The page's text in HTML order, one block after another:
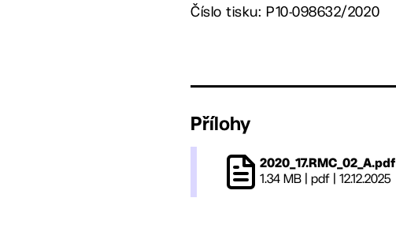
Číslo tisku: P10-098632/2020
Přílohy
2020_17.RMC_02_A.pdf
1.34 MB | pdf | 12.12.2025